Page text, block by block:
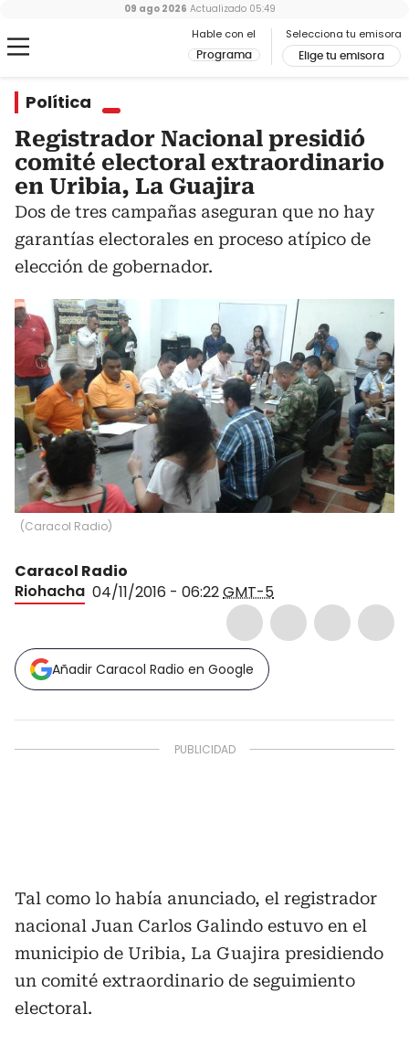
Hable con el
Programa
Selecciona tu emisora
Elige tu emisora
09 ago 2026 Actualizado 05:49
Política
Registrador Nacional presidió
comité electoral extraordinario
en Uribia, La Guajira
Dos de tres campañas aseguran que no hay
garantías electorales en proceso atípico de
elección de gobernador.
(Caracol Radio)
Caracol Radio
Riohacha 04/11/2016 - 06:22GMT-5
Añadir Caracol Radio en Google
Tal como lo había anunciado, el registrador
nacional Juan Carlos Galindo estuvo en el
municipio de Uribia, La Guajira presidiendo
un comité extraordinario de seguimiento
electoral.